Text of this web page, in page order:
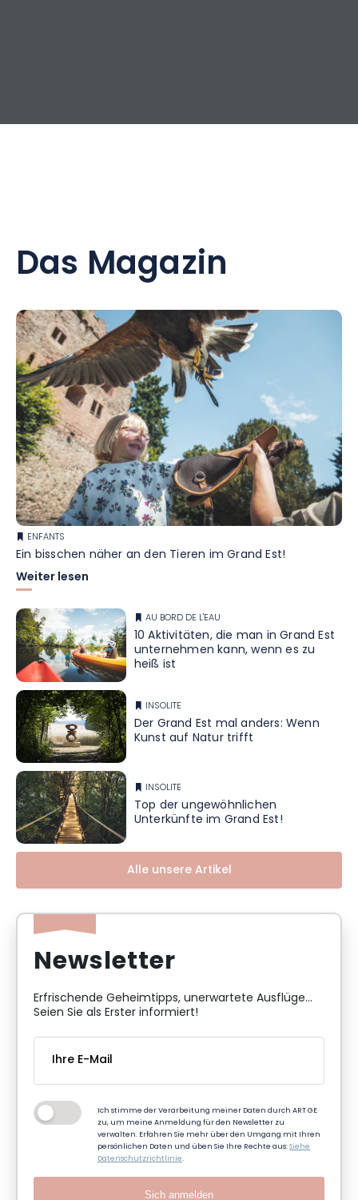
Das Magazin
ENFANTS
Ein bisschen näher an den Tieren im Grand Est!
Weiter lesen
AU BORD DE L'EAU
10 Aktivitäten, die man in Grand Est
unternehmen kann, wenn es zu
heiß ist
INSOLITE
Der Grand Est mal anders: Wenn
Kunst auf Natur trifft
INSOLITE
Top der ungewöhnlichen
Unterkünfte im Grand Est!
Alle unsere Artikel
Newsletter
Erfrischende Geheimtipps, unerwartete Ausflüge...
Seien Sie als Erster informiert!
Ich stimme der Verarbeitung meiner Daten durch ART GE
zu, um meine Anmeldung für den Newsletter zu
verwalten. Erfahren Sie mehr über den Umgang mit Ihren
persönlichen Daten und üben Sie Ihre Rechte aus:Siehe
Datenschutzrichtlinie.
Sich anmelden